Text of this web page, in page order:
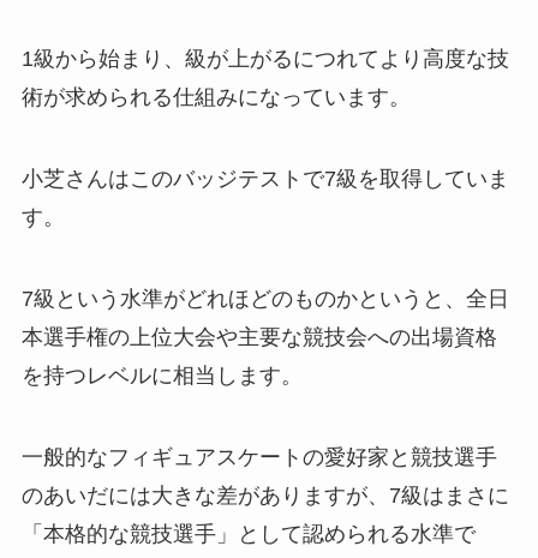
1級から始まり、級が上がるにつれてより高度な技
術が求められる仕組みになっています。
小芝さんはこのバッジテストで7級を取得していま
す。
7級という水準がどれほどのものかというと、全日
本選手権の上位大会や主要な競技会への出場資格
を持つレベルに相当します。
一般的なフィギュアスケートの愛好家と競技選手
のあいだには大きな差がありますが、7級はまさに
「本格的な競技選手」として認められる水準で